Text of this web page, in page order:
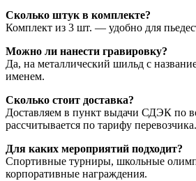
Сколько штук в комплекте?
Комплект из 3 шт. — удобно для
Можно ли нанести гравировку?
Да, на металлический шильд с
именем.
Сколько стоит доставка?
Доставляем в пункт выдачи СДЭК по
рассчитывается по тарифу перевозчика.
Для каких мероприятий подходит?
Спортивные турниры, школьные
корпоративные награждения.